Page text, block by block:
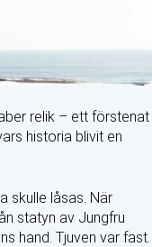
relik – ett förstenat
historia blivit en
skulle låsas. När
statyn av Jungfru
hand. Tjuven var fast.